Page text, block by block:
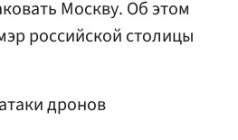
Москву. Об этом
российской столицы
дронов